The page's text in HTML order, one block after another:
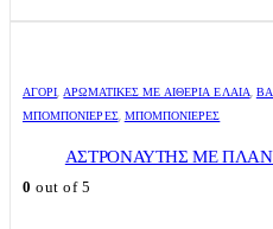
ΑΓΌΡΙ,ΑΡΩΜΑΤΙΚΈΣ ΜΕ ΑΙΘΈΡΙΑ ΈΛΑΙΑ,
ΜΠΟΜΠΟΝΙΈΡΕΣ, ΜΠΟΜΠΟΝΙΈΡΕΣ
ΑΣΤΡΟΝΑΥΤΗΣ ΜΕ
0 out of 5